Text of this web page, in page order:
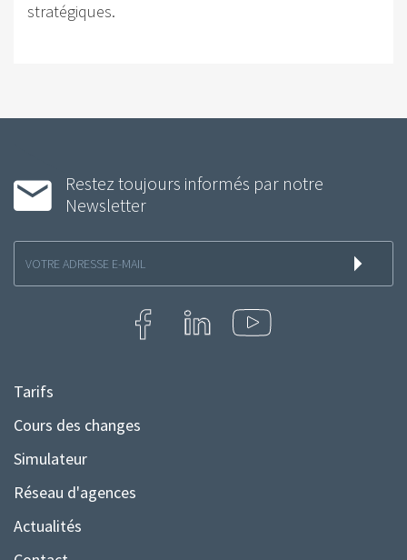
stratégiques.
Restez toujours informés par notre
Newsletter
la
Menu
Pied
page
Tarifs
Cours des changes
Simulateur
Réseau d'agences
Actualités